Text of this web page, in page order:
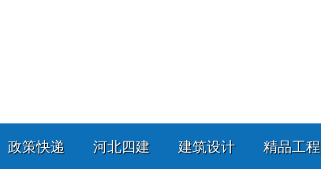
政策快递 河北四建 建筑设计 精品工程